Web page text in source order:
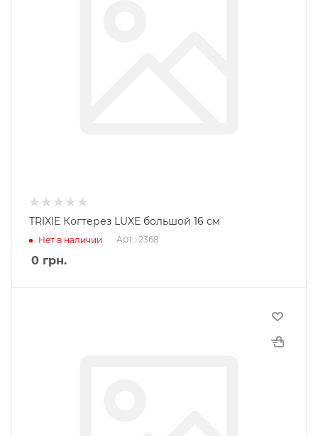
TRIXIE Когтерез LUXE большой 16 см
Нет в наличии Арт.: 2368
0 грн.